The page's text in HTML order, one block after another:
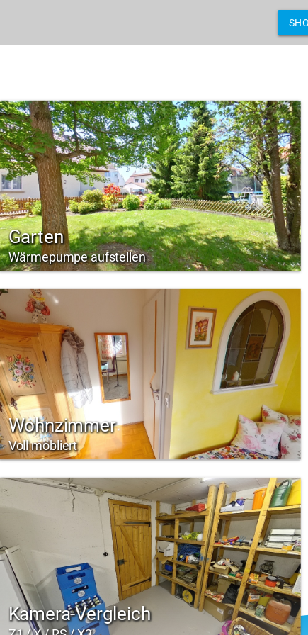
Garten
Wärmepumpe aufstellen
Wohnzimmer
Voll möbliert
Kamera-Vergleich